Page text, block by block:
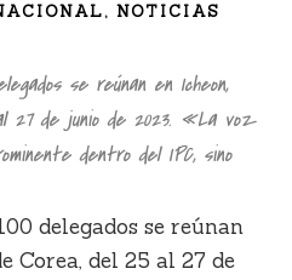
, NOTICIAS
se reúnan en Icheon,
27 de junio de 2023. «La voz
dentro del IPC, sino
delegados se reúnan
Corea, del 25 al 27 de